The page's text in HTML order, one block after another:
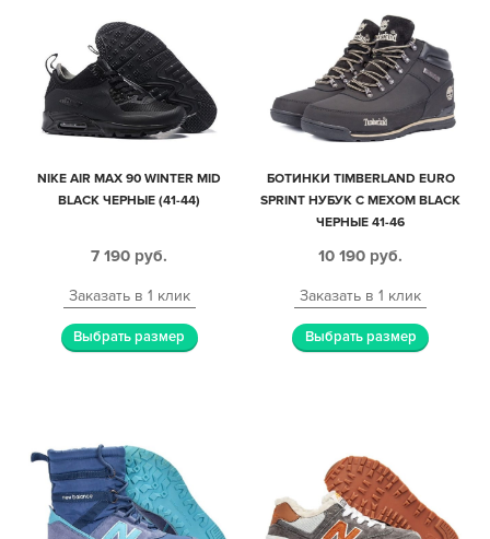
NIKE AIR MAX 90 WINTER MID
BLACK ЧЕРНЫЕ (41-44)
7 190 руб.
Заказать в 1 клик
Выбрать размер
БОТИНКИ TIMBERLAND EURO
SPRINT НУБУК С МЕХОМ BLACK
ЧЕРНЫЕ 41-46
10 190 руб.
Заказать в 1 клик
Выбрать размер